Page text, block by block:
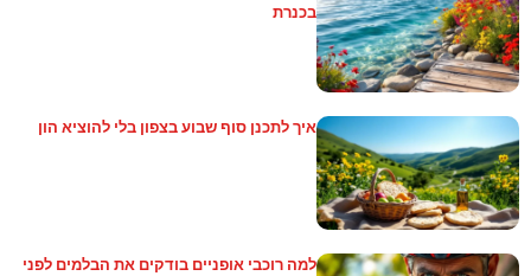
בכנרת
איך לתכנן סוף שבוע בצפון בלי להוציא הון
למה רוכבי אופניים בודקים את הבלמים לפני